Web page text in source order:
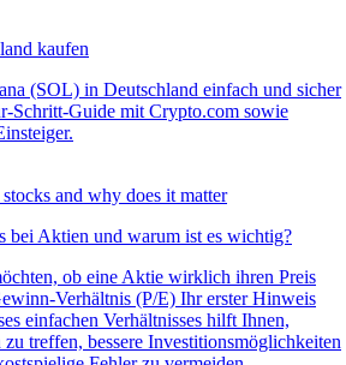
kaufen
(SOL) in Deutschland einfach und sicher
Schritt-Guide mit Crypto.com sowie
bei Aktien und warum ist es wichtig?
ob eine Aktie wirklich ihren Preis
Verhältnis (P/E) Ihr erster Hinweis
einfachen Verhältnisses hilft Ihnen,
treffen, bessere Investitionsmöglichkeiten